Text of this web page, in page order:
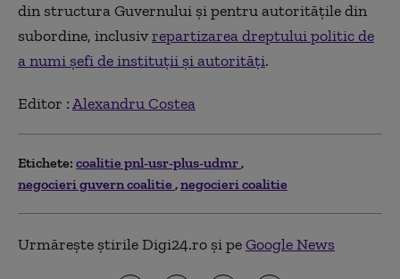
din structura Guvernului și pentru autoritățile din
subordine, inclusivrepartizarea dreptului politic de
a numi șefi de instituții și autorități.
Editor :Alexandru Costea
Etichete: coalitie pnl-usr-plus-udmr
negocieri guvern coalitie negocieri coalitie
Urmărește știrile Digi24.ro și peGoogle News